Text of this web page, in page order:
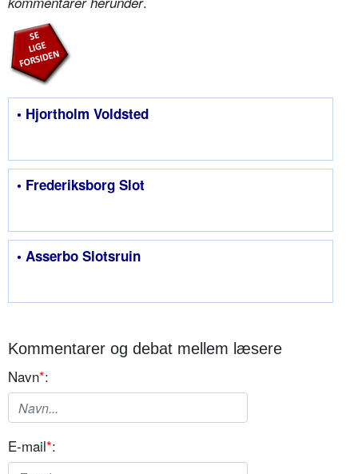
• Hjortholm Voldsted
• Frederiksborg Slot
• Asserbo Slotsruin
Kommentarer og debat mellem læsere
Navn*:
E-mail*: